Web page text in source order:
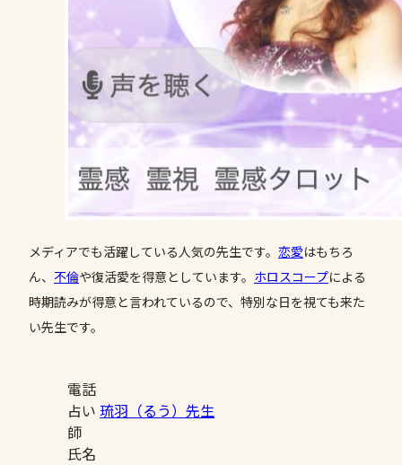
メディアでも活躍している人気の先生です。 恋愛はもちろ
ん、 不倫や復活愛を得意としています。 ホロスコープによる
時期読みが得意と言われているので、特別な日を視ても来た
い先生です。
電話
占い
師
氏名
琉羽（るう）先生